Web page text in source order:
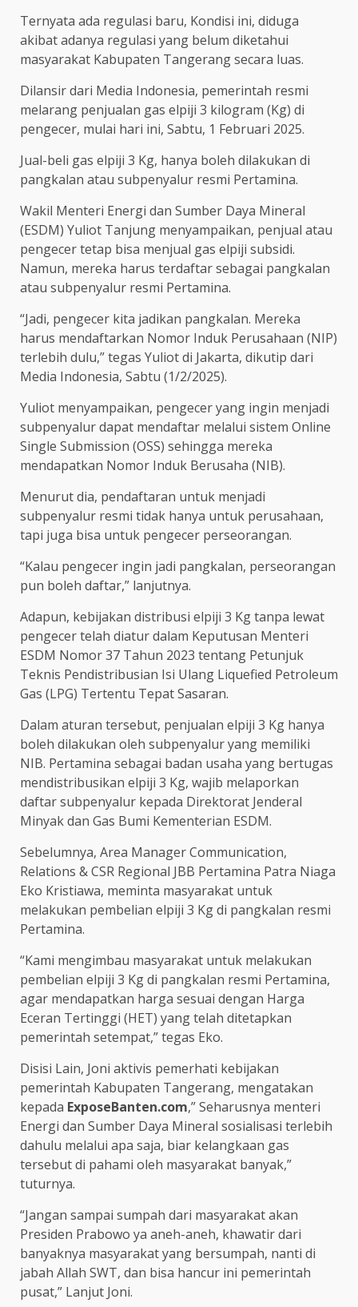
Ternyata ada regulasi baru, Kondisi ini, diduga
akibat adanya regulasi yang belum diketahui
masyarakat Kabupaten Tangerang secara luas.
Dilansir dari Media Indonesia, pemerintah resmi
melarang penjualan gas elpiji 3 kilogram (Kg) di
pengecer, mulai hari ini, Sabtu, 1 Februari 2025.
Jual-beli gas elpiji 3 Kg, hanya boleh dilakukan di
pangkalan atau subpenyalur resmi Pertamina.
Wakil Menteri Energi dan Sumber Daya Mineral
(ESDM) Yuliot Tanjung menyampaikan, penjual atau
pengecer tetap bisa menjual gas elpiji subsidi.
Namun, mereka harus terdaftar sebagai pangkalan
atau subpenyalur resmi Pertamina.
“Jadi, pengecer kita jadikan pangkalan. Mereka
harus mendaftarkan Nomor Induk Perusahaan (NIP)
terlebih dulu,” tegas Yuliot di Jakarta, dikutip dari
Media Indonesia, Sabtu (1/2/2025).
Yuliot menyampaikan, pengecer yang ingin menjadi
subpenyalur dapat mendaftar melalui sistem Online
Single Submission (OSS) sehingga mereka
mendapatkan Nomor Induk Berusaha (NIB).
Menurut dia, pendaftaran untuk menjadi
subpenyalur resmi tidak hanya untuk perusahaan,
tapi juga bisa untuk pengecer perseorangan.
“Kalau pengecer ingin jadi pangkalan, perseorangan
pun boleh daftar,” lanjutnya.
Adapun, kebijakan distribusi elpiji 3 Kg tanpa lewat
pengecer telah diatur dalam Keputusan Menteri
ESDM Nomor 37 Tahun 2023 tentang Petunjuk
Teknis Pendistribusian Isi Ulang Liquefied Petroleum
Gas (LPG) Tertentu Tepat Sasaran.
Dalam aturan tersebut, penjualan elpiji 3 Kg hanya
boleh dilakukan oleh subpenyalur yang memiliki
NIB. Pertamina sebagai badan usaha yang bertugas
mendistribusikan elpiji 3 Kg, wajib melaporkan
daftar subpenyalur kepada Direktorat Jenderal
Minyak dan Gas Bumi Kementerian ESDM.
Sebelumnya, Area Manager Communication,
Relations & CSR Regional JBB Pertamina Patra Niaga
Eko Kristiawa, meminta masyarakat untuk
melakukan pembelian elpiji 3 Kg di pangkalan resmi
Pertamina.
“Kami mengimbau masyarakat untuk melakukan
pembelian elpiji 3 Kg di pangkalan resmi Pertamina,
agar mendapatkan harga sesuai dengan Harga
Eceran Tertinggi (HET) yang telah ditetapkan
pemerintah setempat,” tegas Eko.
Disisi Lain, Joni aktivis pemerhati kebijakan
pemerintah Kabupaten Tangerang, mengatakan
kepada ExposeBanten.com,” Seharusnya menteri
Energi dan Sumber Daya Mineral sosialisasi terlebih
dahulu melalui apa saja, biar kelangkaan gas
tersebut di pahami oleh masyarakat banyak,”
tuturnya.
“Jangan sampai sumpah dari masyarakat akan
Presiden Prabowo ya aneh-aneh, khawatir dari
banyaknya masyarakat yang bersumpah, nanti di
jabah Allah SWT, dan bisa hancur ini pemerintah
pusat,” Lanjut Joni.